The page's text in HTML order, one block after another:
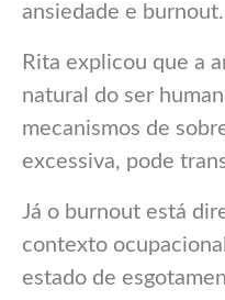
ansiedade e burnout.
Rita explicou que a
natural do ser
mecanismos de
excessiva, pode
Já o burnout está
contexto
estado de